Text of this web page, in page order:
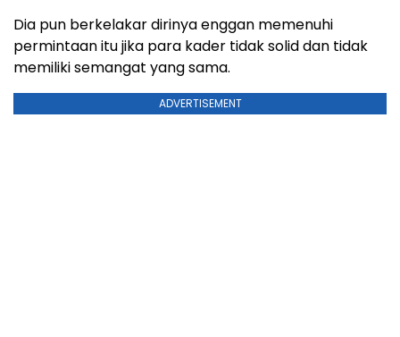
Dia pun berkelakar dirinya enggan memenuhi
permintaan itu jika para kader tidak solid dan tidak
memiliki semangat yang sama.
ADVERTISEMENT